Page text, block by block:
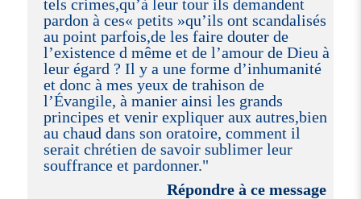
tels crimes,qu’à leur tour ils demandent
pardon à ces« petits »qu’ils ont scandalisés
au point parfois,de les faire douter de
l’existence d même et de l’amour de Dieu à
leur égard ? Il y a une forme d’inhumanité
et donc à mes yeux de trahison de
l’Évangile, à manier ainsi les grands
principes et venir expliquer aux autres,bien
au chaud dans son oratoire, comment il
serait chrétien de savoir sublimer leur
souffrance et pardonner."
Répondre à ce message